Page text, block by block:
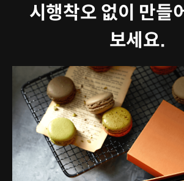
시행착오 없이 만들
보세요.